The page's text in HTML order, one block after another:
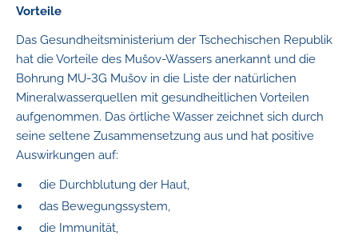
Vorteile
Das Gesundheitsministerium der Tschechischen Republik
hat die Vorteile des Mušov-Wassers anerkannt und die
Bohrung MU-3G Mušov in die Liste der natürlichen
Mineralwasserquellen mit gesundheitlichen Vorteilen
aufgenommen. Das örtliche Wasser zeichnet sich durch
seine seltene Zusammensetzung aus und hat positive
Auswirkungen auf:
die Durchblutung der Haut,
das Bewegungssystem,
die Immunität,